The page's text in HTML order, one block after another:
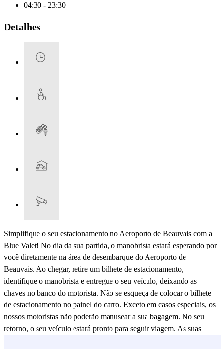
04:30 - 23:30
Detalhes
Simplifique o seu estacionamento no Aeroporto de Beauvais com a
Blue Valet! No dia da sua partida, o manobrista estará esperando por
você diretamente na área de desembarque do Aeroporto de
Beauvais. Ao chegar, retire um bilhete de estacionamento,
identifique o manobrista e entregue o seu veículo, deixando as
chaves no banco do motorista. Não se esqueça de colocar o bilhete
de estacionamento no painel do carro. Exceto em casos especiais, os
nossos motoristas não poderão manusear a sua bagagem. No seu
retorno, o seu veículo estará pronto para seguir viagem. As suas